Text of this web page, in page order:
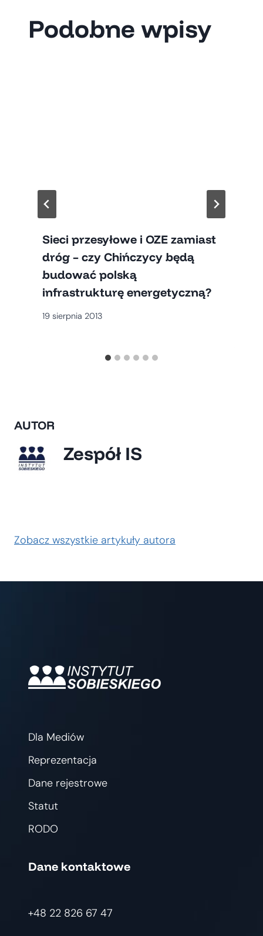
Podobne wpisy
Sieci przesyłowe i OZE zamiast
dróg – czy Chińczycy będą
budować polską
infrastrukturę energetyczną?
19 sierpnia 2013
AUTOR
Zespół IS
Zobacz wszystkie artykuły autora
Dla Mediów
Reprezentacja
Dane rejestrowe
Statut
RODO
Dane kontaktowe
+48 22 826 67 47